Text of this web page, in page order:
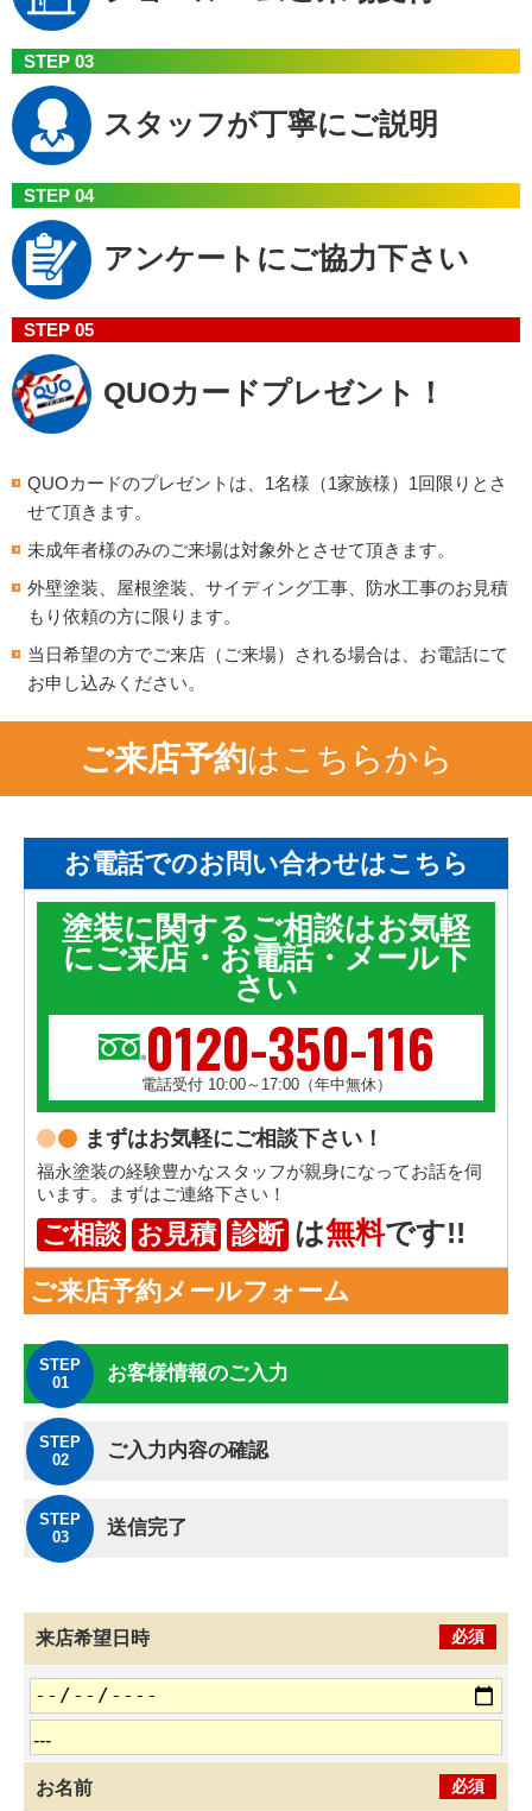
STEP 03
スタッフが丁寧にご説明
STEP 04
アンケートにご協力下さい
STEP 05
QUOカードプレゼント！
QUOカードのプレゼントは、1名様（1家族様）1回限りとさ
せて頂きます。
未成年者様のみのご来場は対象外とさせて頂きます。
外壁塗装、屋根塗装、サイディング工事、防水工事のお見積
もり依頼の方に限ります。
当日希望の方でご来店（ご来場）される場合は、お電話にて
お申し込みください。
ご来店予約はこちらから
お電話でのお問い合わせはこちら
塗装に関するご相談はお気軽
にご来店・お電話・メール下
さい
0120-350-116
電話受付 10:00～17:00（年中無休）
まずはお気軽にご相談下さい！
福永塗装の経験豊かなスタッフが親身になってお話を伺
います。まずはご連絡下さい！
ご相談 お見積 診断 は無料です!!
ご来店予約メールフォーム
STEP
01
お客様情報のご入力
STEP
02
ご入力内容の確認
STEP
03
送信完了
来店希望日時 必須
お名前 必須